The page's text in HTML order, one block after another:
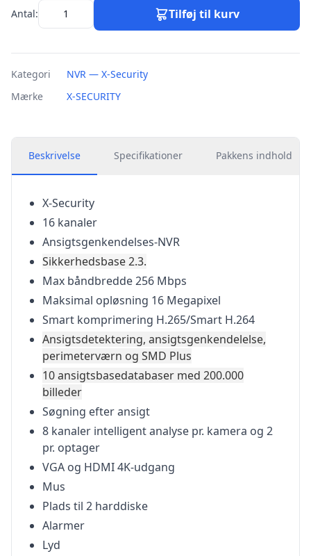
Antal: Tilføj til kurv
Kategori
NVR — X-Security
Mærke
X-SECURITY
Beskrivelse Specifikationer Pakkens indhold
X-Security
16 kanaler
Ansigtsgenkendelses-NVR
Sikkerhedsbase 2.3.
Max båndbredde 256 Mbps
Maksimal opløsning 16 Megapixel
Smart komprimering H.265/Smart H.264
Ansigtsdetektering, ansigtsgenkendelelse,
perimeterværn og SMD Plus
10 ansigtsbasedatabaser med 200.000
billeder
Søgning efter ansigt
8 kanaler intelligent analyse pr. kamera og 2
pr. optager
VGA og HDMI 4K-udgang
Mus
Plads til 2 harddiske
Alarmer
Lyd